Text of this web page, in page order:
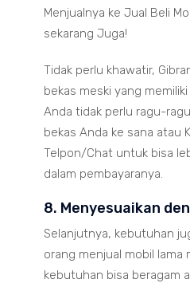
Menjualnya ke Jual Beli
sekarang Juga!
Tidak perlu khawatir,
bekas meski yang
Anda tidak perlu ragu-
bekas Anda ke sana atau
Telpon/Chat untuk bisa
dalam pembayaranya.
8. Menyesuaikan
Selanjutnya, kebutuhan
orang menjual mobil lama
kebutuhan bisa beragam